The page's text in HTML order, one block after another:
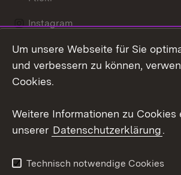
Instagram
Social Wall
Barrierefreiheit
Um unsere Webseite für Sie
und verbessern zu können,
Cookies.
Weitere Informationen zu Cookies
unserer Datenschutzerklärung.
Technisch notwendige Cookies